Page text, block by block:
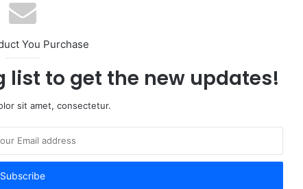
You Purchase
list to get the new updates!
sit amet, consectetur.